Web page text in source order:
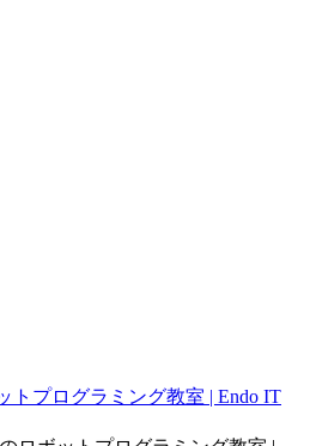
トプログラミング教室 | Endo IT